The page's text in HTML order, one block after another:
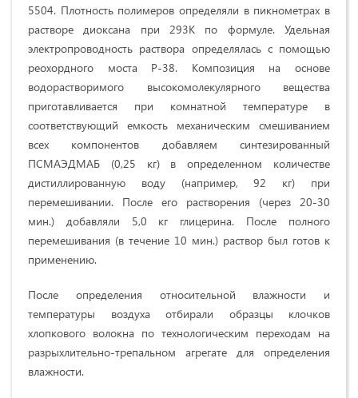
5504. Плотность полимеров определяли в пикнометрах в
растворе диоксана при 293К по формуле. Удельная
электропроводность раствора определялась с помощью
реохордного моста Р-38. Композиция на основе
водорастворимого высокомолекулярного вещества
приготавливается при комнатной температуре в
соответствующий емкость механическим смешиванием
всех компонентов добавляем синтезированный
ПСМАЭДМАБ (0,25 кг) в определенном количестве
дистиллированную воду (например, 92 кг) при
перемешивании. После его растворения (через 20-30
мин.) добавляли 5,0 кг глицерина. После полного
перемешивания (в течение 10 мин.) раствор был готов к
применению.
После определения относительной влажности и
температуры воздуха отбирали образцы клочков
хлопкового волокна по технологическим переходам на
разрыхлительно-трепальном агрегате для определения
влажности.